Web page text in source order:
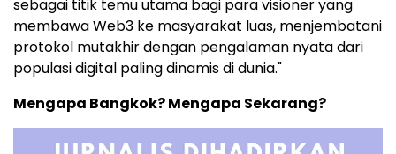
sebagai titik temu utama bagi para visioner yang
membawa Web3 ke masyarakat luas, menjembatani
protokol mutakhir dengan pengalaman nyata dari
populasi digital paling dinamis di dunia."
Mengapa Bangkok? Mengapa Sekarang?